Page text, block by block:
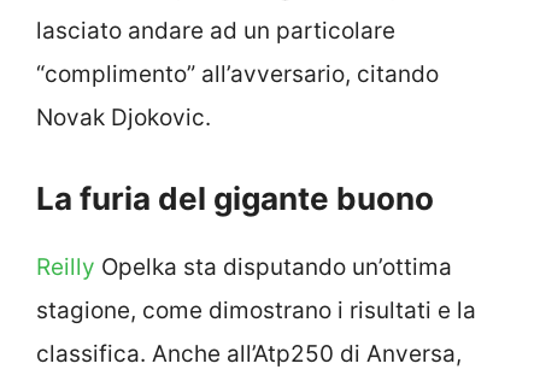
lasciato andare ad un particolare
“complimento” all’avversario, citando
Novak Djokovic.
La furia del gigante buono
Reilly Opelka sta disputando un’ottima
stagione, come dimostrano i risultati e la
classifica. Anche all’Atp250 di Anversa,